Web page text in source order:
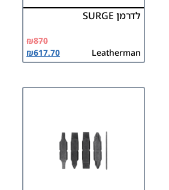
לדרמן SURGE
Leatherman
₪870
₪617.70